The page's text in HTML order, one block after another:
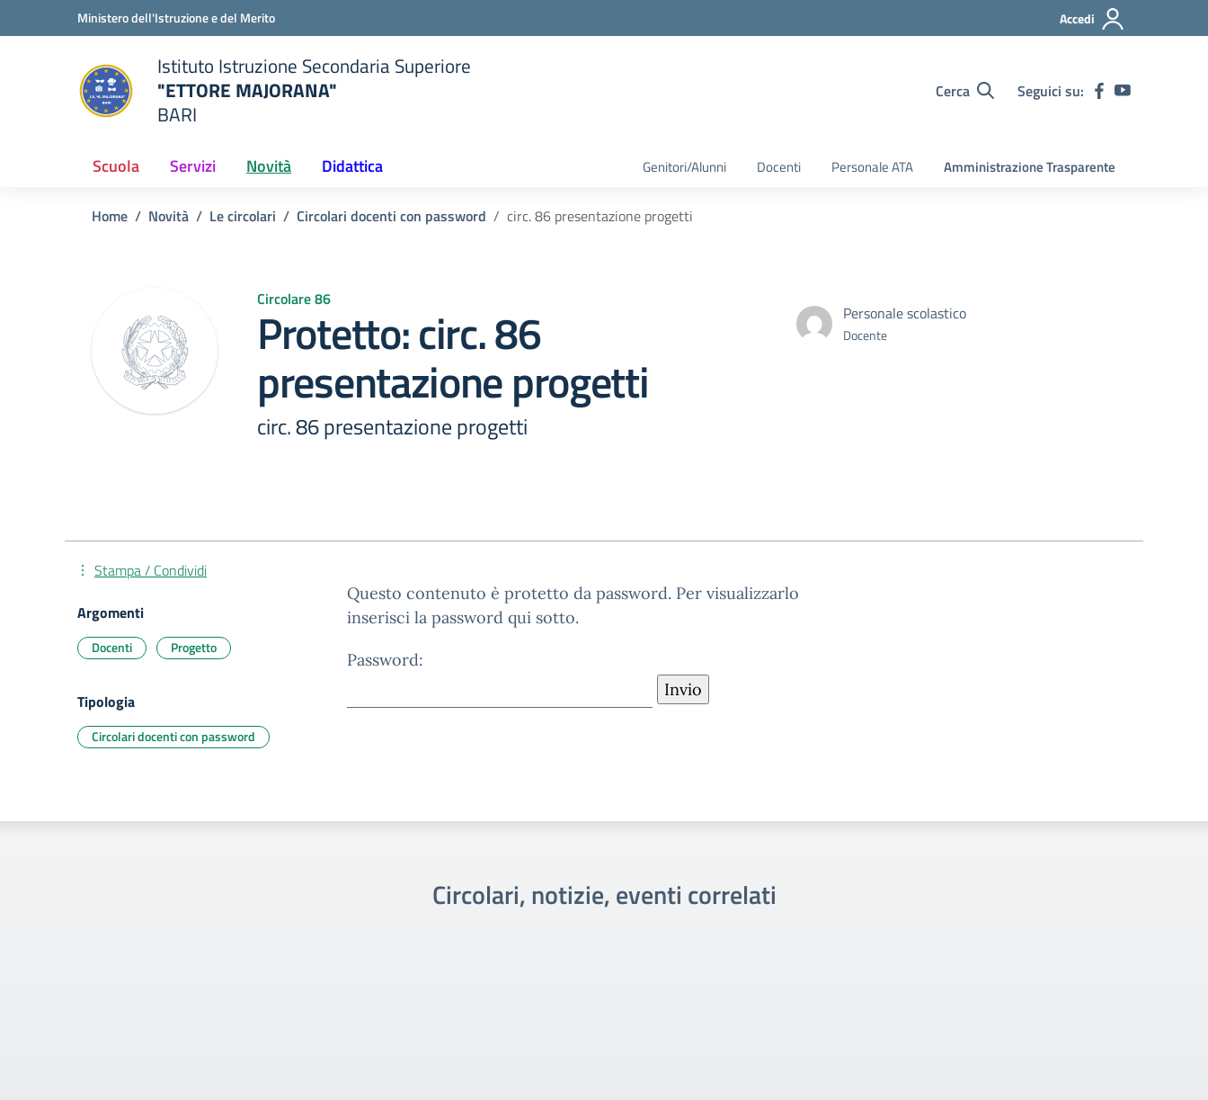
Vai ai contenuti
Vai al menu di navigazioneMinistero dell'Istruzione e del Merito Accedi
scuola
Istituto Istruzione Secondaria Superiore
"ETTORE MAJORANA"
BARI
Cerca Seguici su:
Scuola Servizi Novità Didattica Genitori/Alunni Docenti Personale ATA Amministrazione Trasparente
Home Novità Le circolari Circolari docenti con password circ. 86 presentazione progetti
Circolare 86
Protetto: circ. 86
presentazione progetti
circ. 86 presentazione progetti
Personale scolastico
Docente
Questo contenuto è protetto da password. Per visualizzarlo
inserisci la password qui sotto.
Password:
Stampa / Condividi
Argomenti
Docenti Progetto
Tipologia
Circolari docenti con password
Circolari, notizie, eventi correlati